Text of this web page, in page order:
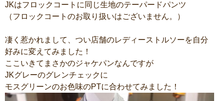
JKはフロックコートに同じ生地のテーパードパンツ
（フロックコートのお取り扱いはございません。）
凄く惹かれまして、つい店舗のレディーストルソーを自分
好みに変えてみました！
ここいきてまさかのジャケパンなんですが
JKグレーのグレンチェックに
モスグリーンのお色味のPTに合わせてみました！